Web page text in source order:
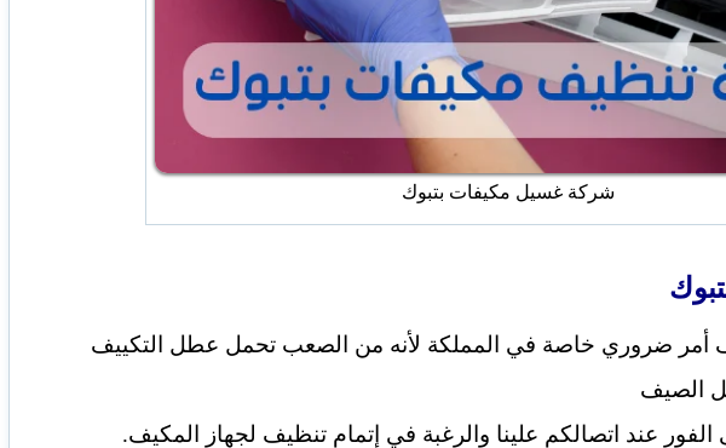
شركة غسيل مكيفات بتبوك
أمر ضروري خاصة في المملكة لأنه من الصعب تحمل عطل التكييف
الصيف
عند اتصالكم علينا والرغبة في إتمام تنظيف لجهاز المكيف.